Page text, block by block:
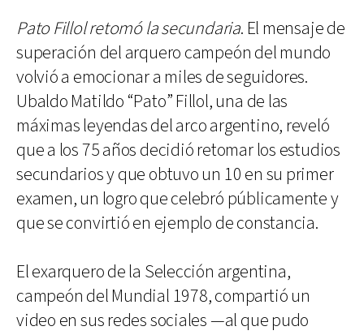
Pato Fillol retomó la secundaria. El mensaje de
superación del arquero campeón del mundo
volvió a emocionar a miles de seguidores.
Ubaldo Matildo “Pato” Fillol, una de las
máximas leyendas del arco argentino, reveló
que a los 75 años decidió retomar los estudios
secundarios y que obtuvo un 10 en su primer
examen, un logro que celebró públicamente y
que se convirtió en ejemplo de constancia.
El exarquero de la Selección argentina,
campeón del Mundial 1978, compartió un
video en sus redes sociales —al que pudo